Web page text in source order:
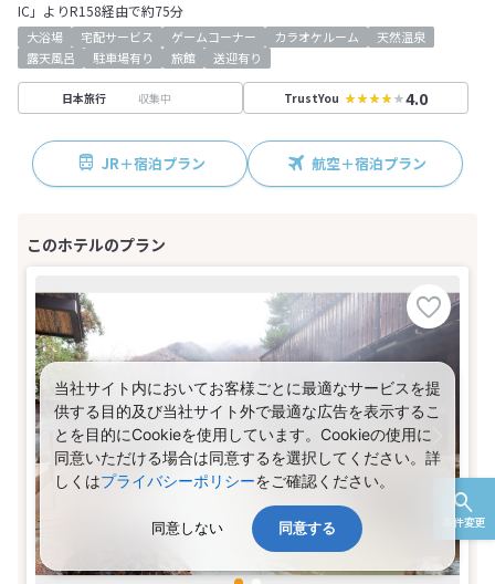
条件変更
IC」よりR158経由で約75分
大浴場 宅配サービス ゲームコーナー カラオケルーム
天然温泉
露天風呂
駐車場有り 旅館 送迎有り
日本旅行 収集中 TrustYou 4.0
JR＋宿泊プラン 航空＋宿泊プラン
当社サイト内においてお客様ごとに最適なサービスを提
供する目的及び当社サイト外で最適な広告を表示するこ
とを目的にCookieを使用しています。Cookieの使用に
同意いただける場合は同意するを選択してください。詳
しくはプライバシーポリシーをご確認ください。
同意しない 同意する